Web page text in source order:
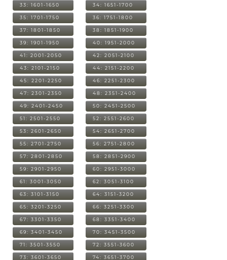
33: 1601-1650 34: 1651-1700
35: 1701-1750 36: 1751-1800
37: 1801-1850 38: 1851-1900
39: 1901-1950 40: 1951-2000
41: 2001-2050 42: 2051-2100
43: 2101-2150 44: 2151-2200
45: 2201-2250 46: 2251-2300
47: 2301-2350 48: 2351-2400
49: 2401-2450 50: 2451-2500
51: 2501-2550 52: 2551-2600
53: 2601-2650 54: 2651-2700
55: 2701-2750 56: 2751-2800
57: 2801-2850 58: 2851-2900
59: 2901-2950 60: 2951-3000
61: 3001-3050 62: 3051-3100
63: 3101-3150 64: 3151-3200
65: 3201-3250 66: 3251-3300
67: 3301-3350 68: 3351-3400
69: 3401-3450 70: 3451-3500
71: 3501-3550 72: 3551-3600
73: 3601-3650 74: 3651-3700